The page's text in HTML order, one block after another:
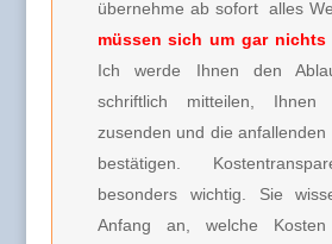
übernehme ab sofort alles
müssen sich um gar nichts
Ich werde Ihnen den
schriftlich mitteilen, Ihnen
zusenden und die anfallenden
bestätigen.
besonders wichtig. Sie
Anfang an, welche